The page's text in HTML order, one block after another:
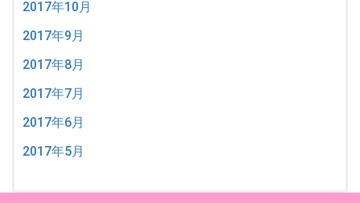
2017年10月
2017年9月
2017年8月
2017年7月
2017年6月
2017年5月